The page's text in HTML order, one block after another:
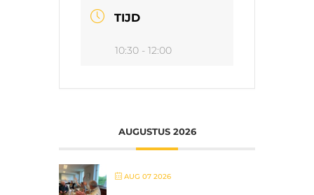
TIJD
10:30 - 12:00
AUGUSTUS 2026
AUG 07 2026